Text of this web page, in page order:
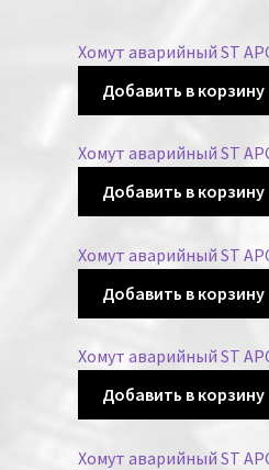
Хомут аварийный ST
Добавить в корзину
Хомут аварийный ST
Добавить в корзину
Хомут аварийный ST
Добавить в корзину
Хомут аварийный ST
Добавить в корзину
Хомут аварийный ST